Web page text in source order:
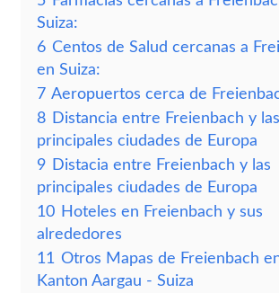
Suiza:
6 Centos de Salud cercanas a
en Suiza:
7 Aeropuertos cerca de
8 Distancia entre Freienbach y las
principales ciudades de Europa
9 Distacia entre Freienbach y las
principales ciudades de Europa
10 Hoteles en Freienbach y sus
alrededores
11 Otros Mapas de Freienbach
Kanton Aargau - Suiza